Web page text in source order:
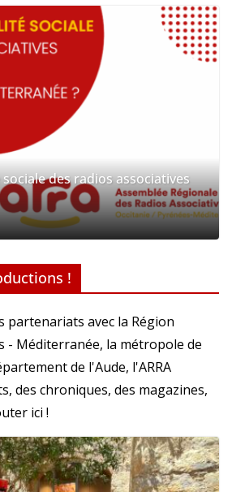
des radios associatives
!
partenariats avec la Région
- Méditerranée, la métropole de
de l'Aude, l'ARRA
des chroniques, des magazines,
ici !